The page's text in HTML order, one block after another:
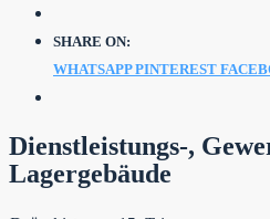
SHARE ON:
WHATSAPP PINTEREST
Dienstleistungs-,
Lagergebäude